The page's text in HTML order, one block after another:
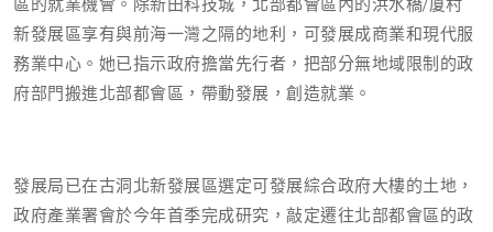
新發展區享有與前海一灣之隔的地利，可發展成商業和現代服
務業中心。她已指示政府擔當先行者，把部分無地域限制的政
府部門搬進北部都會區，帶動發展，創造就業。
發展局已在古洞北新發展區選定可發展綜合政府大樓的土地，
政府產業署會於今年首季完成研究，敲定遷往北部都會區的政